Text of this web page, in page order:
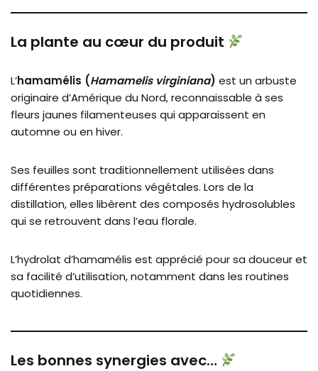
La plante au cœur du produit
L’hamamélis (Hamamelis virginiana) est un arbuste
originaire d’Amérique du Nord, reconnaissable à ses
fleurs jaunes filamenteuses qui apparaissent en
automne ou en hiver.
Ses feuilles sont traditionnellement utilisées dans
différentes préparations végétales. Lors de la
distillation, elles libèrent des composés hydrosolubles
qui se retrouvent dans l’eau florale.
L’hydrolat d’hamamélis est apprécié pour sa douceur et
sa facilité d’utilisation, notamment dans les routines
quotidiennes.
Les bonnes synergies avec…